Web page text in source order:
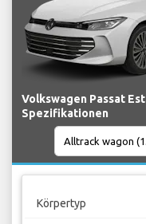
Volkswagen Passat
Spezifikationen
Körpertyp